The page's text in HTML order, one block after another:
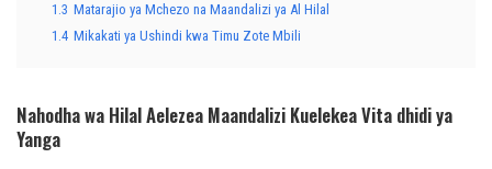
1.3 Matarajio ya Mchezo na Maandalizi ya Al Hilal
1.4 Mikakati ya Ushindi kwa Timu Zote Mbili
Nahodha wa Hilal Aelezea Maandalizi Kuelekea Vita dhidi ya
Yanga